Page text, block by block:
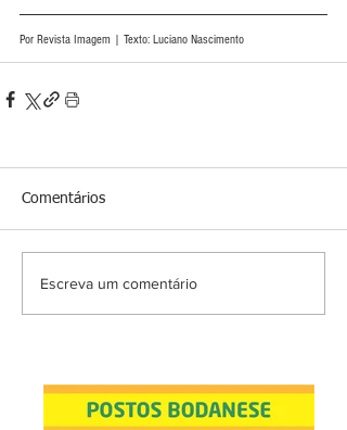
Por Revista Imagem | Texto: Luciano Nascimento
Comentários
Escreva um comentário